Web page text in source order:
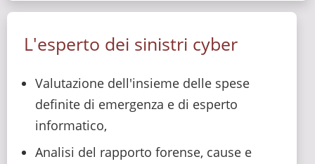
L'esperto dei sinistri cyber
Valutazione dell'insieme delle spese
definite di emergenza e di esperto
informatico,
Analisi del rapporto forense, cause e